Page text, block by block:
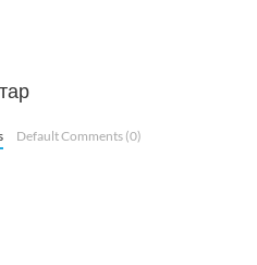
Default Comments (0)